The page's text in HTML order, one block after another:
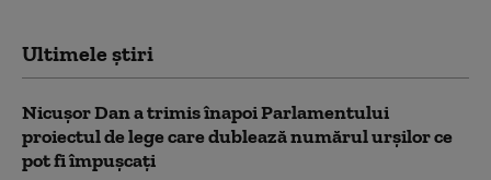
Ultimele știri
Nicușor Dan a trimis înapoi Parlamentului
proiectul de lege care dublează numărul urșilor ce
pot fi împușcați